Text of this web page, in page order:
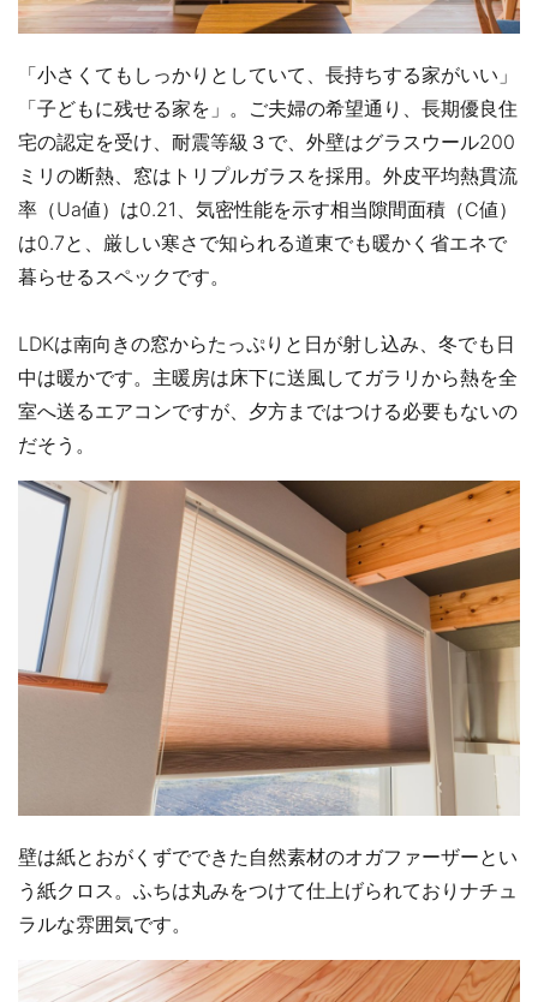
「小さくてもしっかりとしていて、長持ちする家がいい」
「子どもに残せる家を」。ご夫婦の希望通り、長期優良住
宅の認定を受け、耐震等級３で、外壁はグラスウール200
ミリの断熱、窓はトリプルガラスを採用。外皮平均熱貫流
率（Ua値）は0.21、気密性能を示す相当隙間面積（C値）
は0.7と、厳しい寒さで知られる道東でも暖かく省エネで
暮らせるスペックです。
LDKは南向きの窓からたっぷりと日が射し込み、冬でも日
中は暖かです。主暖房は床下に送風してガラリから熱を全
室へ送るエアコンですが、夕方まではつける必要もないの
だそう。
壁は紙とおがくずでできた自然素材のオガファーザーとい
う紙クロス。ふちは丸みをつけて仕上げられておりナチュ
ラルな雰囲気です。